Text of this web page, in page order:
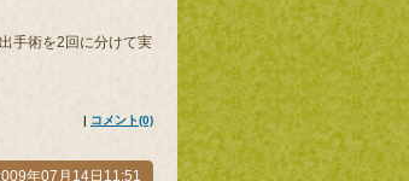
術を2回に分けて実
| コメント(0)
年07月14日11:51